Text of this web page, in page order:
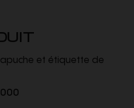
et étiquette de